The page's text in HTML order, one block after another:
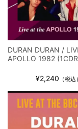
ユーライア・ヒープ
全収録！
*NEW RELEASE (最新
ジャーニー / 1979年
*NEW RELEASE (最新
*NEW RELEASE (最新
ウォーニング / 2024
IEM+Aud！
*NEW RELEASE (最新
ビリー・ジョエル /
DURAN DURAN /
APOLLO 1982
¥2,240 （税込）